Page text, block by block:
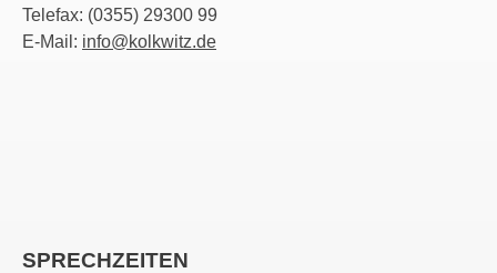
Telefax: (0355) 29300 99
E-Mail: info@kolkwitz.de
SPRECHZEITEN